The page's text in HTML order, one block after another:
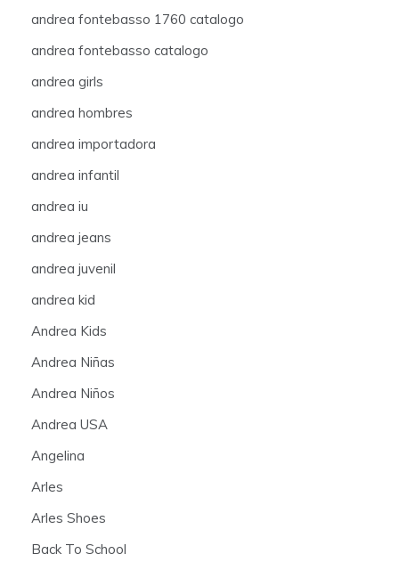
andrea fontebasso 1760 catalogo
andrea fontebasso catalogo
andrea girls
andrea hombres
andrea importadora
andrea infantil
andrea iu
andrea jeans
andrea juvenil
andrea kid
Andrea Kids
Andrea Niñas
Andrea Niños
Andrea USA
Angelina
Arles
Arles Shoes
Back To School